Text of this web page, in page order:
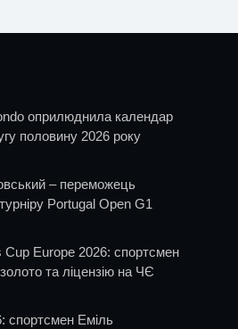
оприлюднила календар
половину 2026 року
– переможець
Portugal Open G1
Cup Europe 2026: спортсмен
та ліцензію на ЧЄ
спортсмен Еміль